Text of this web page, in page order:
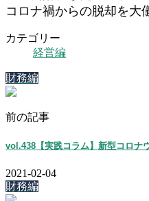
コロナ禍からの脱却を大
カテゴリー
経営編
財務編
前の記事
vol.438【実践コラム】新型コロナ
2021-02-04
財務編